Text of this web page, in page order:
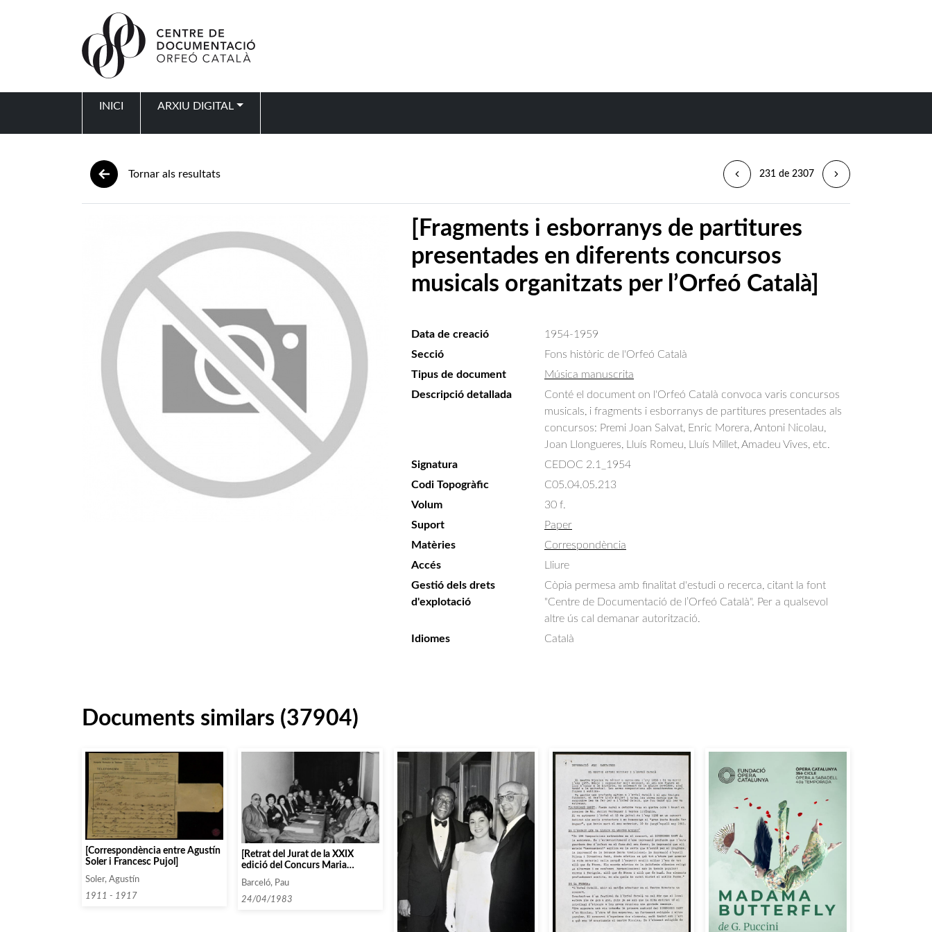
INICI ARXIU DIGITAL
Tornar als resultats 231 de 2307
[Fragments i esborranys de partitures
presentades en diferents concursos
musicals organitzats per l’Orfeó Català]
Data de creació
1954-1959
Secció
Fons històric de l'Orfeó Català
Tipus de document
Música manuscrita
Descripció detallada
Conté el document on l'Orfeó Català convoca varis concursos
musicals, i fragments i esborranys de partitures presentades als
concursos: Premi Joan Salvat, Enric Morera, Antoni Nicolau,
Joan Llongueres, Lluís Romeu, Lluís Millet, Amadeu Vives, etc.
Signatura
CEDOC 2.1_1954
Codi Topogràfic
C05.04.05.213
Volum
30 f.
Suport
Paper
Matèries
Correspondència
Accés
Lliure
Gestió dels drets
d'explotació
Còpia permesa amb finalitat d'estudi o recerca, citant la font
"Centre de Documentació de l’Orfeó Català". Per a qualsevol
altre ús cal demanar autorització.
Idiomes
Català
Documents similars (37904)
[Correspondència entre Agustín
Soler i Francesc Pujol]
Soler, Agustín
1911 - 1917
[Retrat del Jurat de la XXIX
edició del Concurs Maria
Canals]
Barceló, Pau
24/04/1983